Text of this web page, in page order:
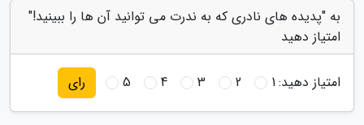
به "پدیده های نادری که به ندرت می توانید آن ها را ببینید!"
امتیاز دهید
امتیاز دهید:1
2
3
4
5 رای